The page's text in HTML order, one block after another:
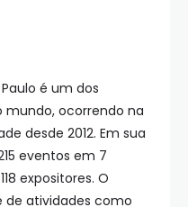
é um dos
mundo, ocorrendo na
desde 2012. Em sua
eventos em 7
expositores. O
de atividades como